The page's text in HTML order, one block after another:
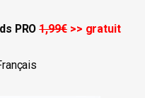
PRO1,99€>> gratuit